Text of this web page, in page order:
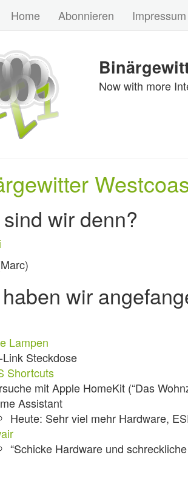
Home Abonnieren
Now with more
wir denn?
wir
Lampen
Link Steckdose
Shortcuts
mit Apple HomeKit (“Das
Assistant
Heute: Sehr viel mehr Hardware,
“Schicke Hardware und